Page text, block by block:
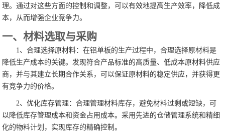
理。通过对这些方面的控制和调整，可以有效地提高生产效率，降低成
本，从而增强企业竞争力。
一、材料选取与采购
1、合理选择原材料：在铝单板的生产过程中，合理选择原材料是
降低生产成本的关键。发现符合产品标准的高质量、低成本原材料供应
商，并与其建立长期合作关系，可以保证原材料的稳定供应，并获得更
有竞争力的价格。
2、优化库存管理：合理管理材料库存，避免材料过剩或短缺，可
以降低库存管理成本和资金占用成本。采用先进的仓储管理系统和精细
化的物料计划，实现库存的精确控制。